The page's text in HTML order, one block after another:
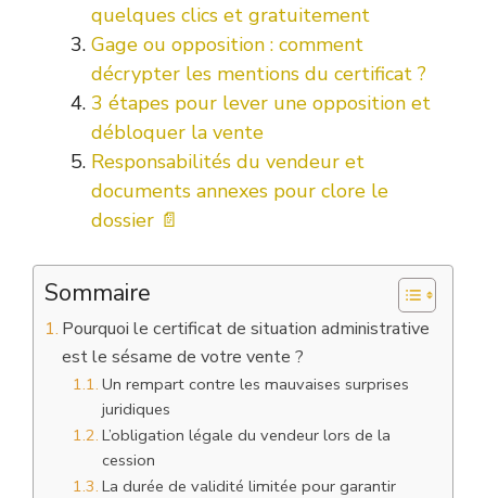
quelques clics et gratuitement ️
Gage ou opposition : comment
décrypter les mentions du certificat ?
3 étapes pour lever une opposition et
débloquer la vente
Responsabilités du vendeur et
documents annexes pour clore le
dossier 📄
Sommaire
Pourquoi le certificat de situation administrative
est le sésame de votre vente ?
Un rempart contre les mauvaises surprises
juridiques
L’obligation légale du vendeur lors de la
cession
La durée de validité limitée pour garantir